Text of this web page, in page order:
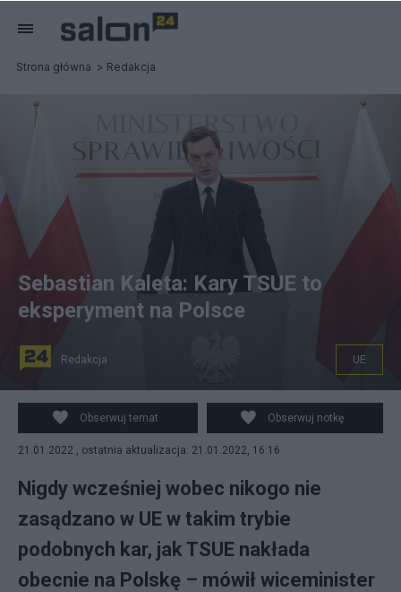
Strona główna Redakcja
Wiceminister sprawiedliwości Sebastian Kaleta z
Solidarnej Polski. Fot. Fot. PAP/Paweł Supernak
Sebastian Kaleta: Kary TSUE to
eksperyment na Polsce
Redakcja UE
Obserwuj temat Obserwuj notkę
21.01.2022 , ostatnia aktualizacja: 21.01.2022, 16:16
Nigdy wcześniej wobec nikogo nie
zasądzano w UE w takim trybie
podobnych kar, jak TSUE nakłada
obecnie na Polskę – mówił wiceminister